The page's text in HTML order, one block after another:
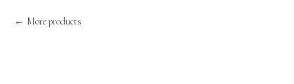
More products